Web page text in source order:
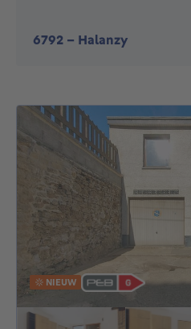
6792 - Halanzy
NIEUW